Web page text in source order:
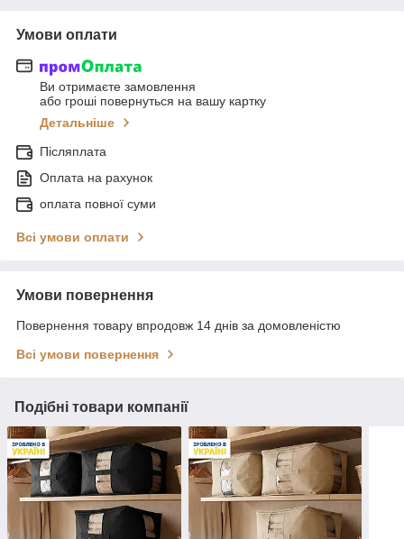
Умови оплати
Ви отримаєте замовлення
або гроші повернуться на вашу картку
Детальніше
Післяплата
Оплата на рахунок
оплата повної суми
Всі умови оплати
Умови повернення
Повернення товару впродовж 14 днів за домовленістю
Всі умови повернення
Подібні товари компанії